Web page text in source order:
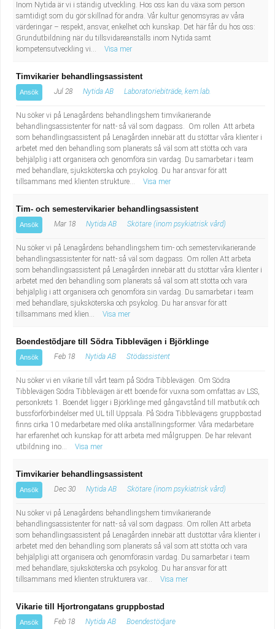
Inom Nytida är vi i ständig utveckling. Hos oss kan du växa som person
samtidigt som du gör skillnad för andra. Vår kultur genomsyras av våra
värderingar – respekt, ansvar, enkelhet och kunskap. Det här får du hos oss:
Grundutbildning när du tillsvidareanställs inom Nytida samt
kompetensutveckling vi...
Visa mer
Timvikarier behandlingsassistent
Ansök Jul 28 Nytida AB Laboratoriebiträde, kem.lab.
Nu söker vi på Lenagårdens behandlingshem timvikarierande
behandlingsassistenter för natt- så väl som dagpass. Om rollen Att arbeta
som behandlingsassistent på Lenagården innebär att du stöttar våra klienter i
arbetet med den behandling som planerats så väl som att stötta och vara
behjälplig i att organisera och genomföra sin vardag. Du samarbetar i team
med behandlare, sjuksköterska och psykolog. Du har ansvar för att
tillsammans med klienten strukture...
Visa mer
Tim- och semestervikarier behandlingsassistent
Ansök Mar 18 Nytida AB Skötare (inom psykiatrisk vård)
Nu söker vi på Lenagårdens behandlingshem tim- och semestervikarierande
behandlingsassistenter för natt- så väl som dagpass. Om rollen Att arbeta
som behandlingsassistent på Lenagården innebär att du stöttar våra klienter i
arbetet med den behandling som planerats så väl som att stötta och vara
behjälplig i att organisera och genomföra sin vardag. Du samarbetar i team
med behandlare, sjuksköterska och psykolog. Du har ansvar för att
tillsammans med klien...
Visa mer
Boendestödjare till Södra Tibblevägen i Björklinge
Ansök Feb 18 Nytida AB Stödassistent
Nu söker vi en vikarie till vårt team på Södra Tibblevägen. Om Södra
Tibblevägen Södra Tibblevägen är ett boende för vuxna som omfattas av LSS,
personkrets 1. Boendet ligger i Björklinge med gångavstånd till matbutik och
bussförförbindelser med UL till Uppsala. På Södra Tibblevägens gruppbostad
finns cirka 10 medarbetare med olika anställningsformer. Våra medarbetare
har erfarenhet och kunskap för att arbeta med målgruppen. De har relevant
utbildning ino...
Visa mer
Timvikarier behandlingsassistent
Ansök Dec 30 Nytida AB Skötare (inom psykiatrisk vård)
Nu söker vi på Lenagårdens behandlingshem timvikarierande
behandlingsassistenter för natt- så väl som dagpass. Om rollen Att arbeta
som behandlingsassistent på Lenagården innebär att dustöttar våra klienter i
arbetet med den behandling som planerats så väl som att stötta och vara
behjälpligi att organisera och genomförasin vardag. Du samarbetar i team
med behandlare, sjuksköterska och psykolog. Du har ansvar för att
tillsammans med klienten strukturera var...
Visa mer
Vikarie till Hjortrongatans gruppbostad
Ansök Feb 18 Nytida AB Boendestödjare